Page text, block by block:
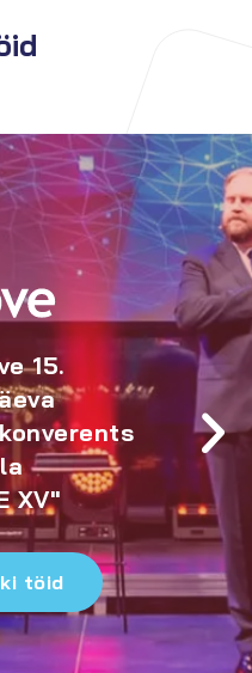
astme
"Meie
Narva
töid